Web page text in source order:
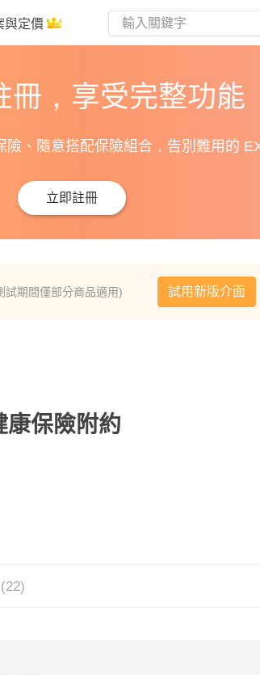
與定價
冊，享受完整功能
、隨意搭配保險組合，告別難用的
立即註冊
試期間僅部分商品適用) 試用新版介面
康保險附約